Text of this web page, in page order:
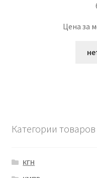
Цена за
Категории товаров
КГН